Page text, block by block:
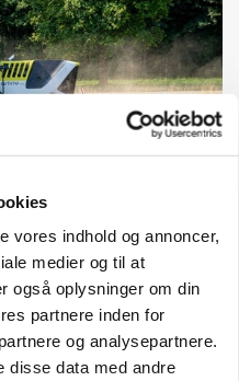
vores indhold og annoncer,
medier og til at
også oplysninger om din
partnere inden for
og analysepartnere.
disse data med andre
afprøves i år
på elefantgræs